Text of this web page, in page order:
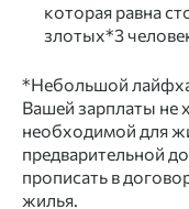
которая равна
злотых*3
*Небольшой
Вашей зарплаты не
необходимой для
предварительной
прописать в
жилья.